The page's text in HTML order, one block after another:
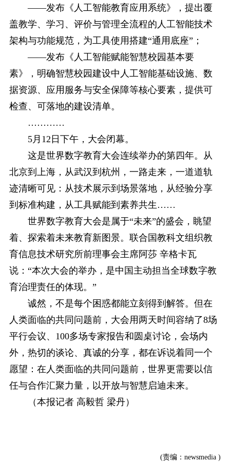
——发布《人工智能教育应用系统》，提出覆
盖教学、学习、评价与管理全流程的人工智能技术
架构与功能规范，为工具使用搭建“通用底座”；
——发布《人工智能赋能智慧校园基本要
素》，明确智慧校园建设中人工智能基础设施、数
据资源、应用服务与安全保障等核心要素，提供可
检查、可落地的建设清单。
…………
5月12日下午，大会闭幕。
这是世界数字教育大会连续举办的第四年。从
北京到上海，从武汉到杭州，一路走来，一道道轨
迹清晰可见：从技术展示到场景落地，从经验分享
到标准构建，从工具赋能到素养共生……
世界数字教育大会是属于“未来”的盛会，眺望
着、探索着未来教育新图景。联合国教科文组织教
育信息技术研究所前理事会主席阿莎 辛格卡瓦
说：“本次大会的举办，是中国主动担当全球数字教
育治理责任的体现。”
诚然，不是每个困惑都能立刻得到解答。但在
人类面临的共同问题前，大会用两天时间容纳了8场
平行会议、100多场专家报告和圆桌讨论，会场内
外，热切的谈论、真诚的分享，都在诉说着同一个
愿望：在人类面临的共同问题前，世界更需要以信
任与合作汇聚力量，以开放与智慧启迪未来。
（本报记者 高毅哲 梁丹）
(责编：newsmedia )